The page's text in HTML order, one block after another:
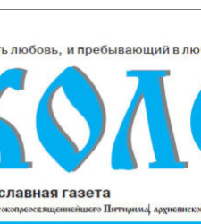
content
Колокол